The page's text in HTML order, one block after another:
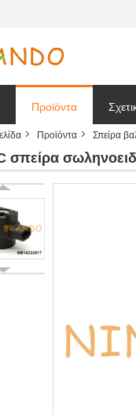
Προϊόντα
Προϊόντα Σπείρα
σπείρα